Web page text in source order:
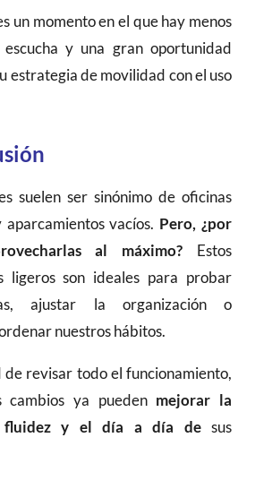
un momento en el que hay menos
escucha y una gran oportunidad
estrategia de movilidad con el uso
suelen ser sinónimo de oficinas
vacíos. Pero, ¿por
al máximo? Estos
ligeros son ideales para probar
ajustar la organización o
nuestros hábitos.
de revisar todo el funcionamiento,
cambios ya pueden mejorar la
fluidez y el día a día desus